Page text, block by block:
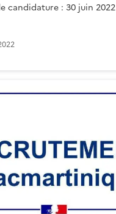
candidature : 30 juin 2022